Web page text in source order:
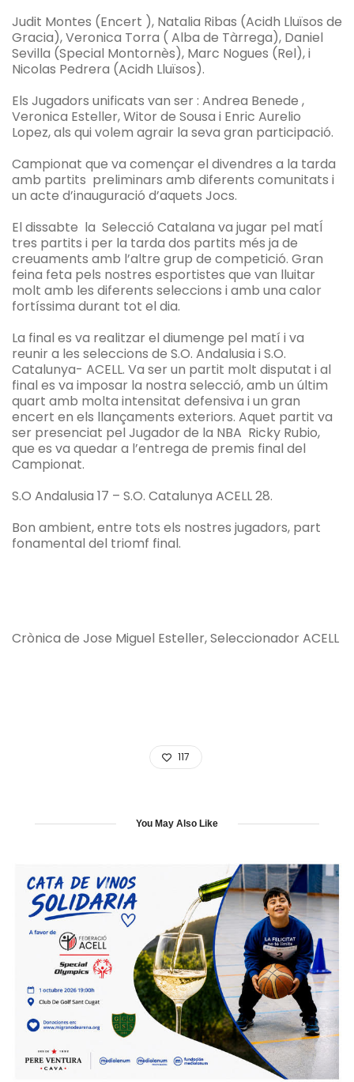
Judit Montes (Encert ), Natalia Ribas (Acidh Lluïsos de
Gracia), Veronica Torra ( Alba de Tàrrega), Daniel
Sevilla (Special Montornès), Marc Nogues (Rel), i
Nicolas Pedrera (Acidh Lluïsos).
Els Jugadors unificats van ser : Andrea Benede ,
Veronica Esteller, Witor de Sousa i Enric Aurelio
Lopez, als qui volem agrair la seva gran participació.
Campionat que va començar el divendres a la tarda
amb partits preliminars amb diferents comunitats i
un acte d’inauguració d’aquets Jocs.
El dissabte la Selecció Catalana va jugar pel matÍ
tres partits i per la tarda dos partits més ja de
creuaments amb l’altre grup de competició. Gran
feina feta pels nostres esportistes que van lluitar
molt amb les diferents seleccions i amb una calor
fortíssima durant tot el dia.
La final es va realitzar el diumenge pel matí i va
reunir a les seleccions de S.O. Andalusia i S.O.
Catalunya- ACELL. Va ser un partit molt disputat i al
final es va imposar la nostra selecció, amb un últim
quart amb molta intensitat defensiva i un gran
encert en els llançaments exteriors. Aquet partit va
ser presenciat pel Jugador de la NBA Ricky Rubio,
que es va quedar a l’entrega de premis final del
Campionat.
S.O Andalusia 17 – S.O. Catalunya ACELL 28.
Bon ambient, entre tots els nostres jugadors, part
fonamental del triomf final.
Crònica de Jose Miguel Esteller, Seleccionador ACELL
117
You May Also Like